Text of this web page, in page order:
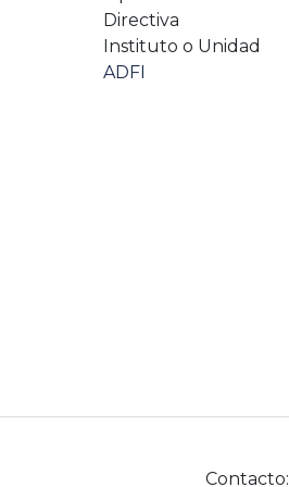
Directiva
Instituto o Unidad
ADFI
Contacto: